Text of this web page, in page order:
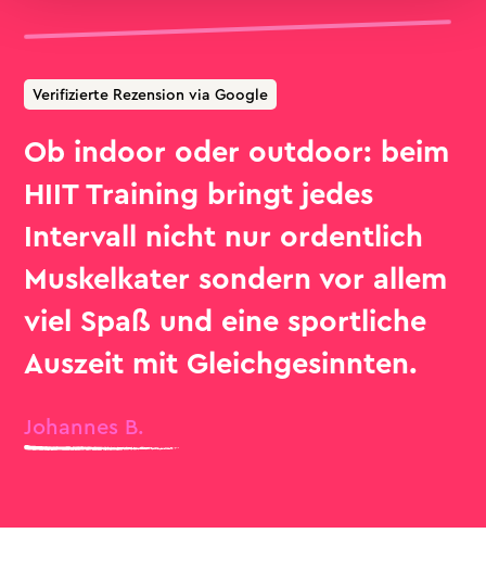
Verifizierte Rezension via Google
Ob indoor oder outdoor: beim
HIIT Training bringt jedes
Intervall nicht nur ordentlich
Muskelkater sondern vor allem
viel Spaß und eine sportliche
Auszeit mit Gleichgesinnten.
Johannes B.